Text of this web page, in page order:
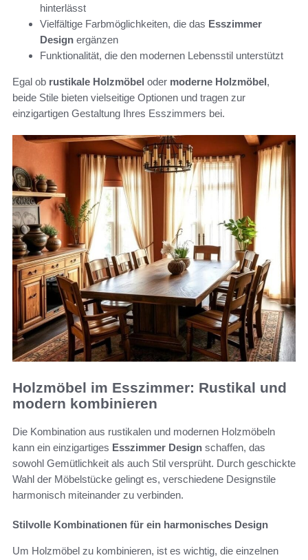
hinterlässt
Vielfältige Farbmöglichkeiten, die das Esszimmer
Design ergänzen
Funktionalität, die den modernen Lebensstil unterstützt
Egal ob rustikale Holzmöbel oder moderne Holzmöbel,
beide Stile bieten vielseitige Optionen und tragen zur
einzigartigen Gestaltung Ihres Esszimmers bei.
Holzmöbel im Esszimmer: Rustikal und
modern kombinieren
Die Kombination aus rustikalen und modernen Holzmöbeln
kann ein einzigartiges Esszimmer Design schaffen, das
sowohl Gemütlichkeit als auch Stil versprüht. Durch geschickte
Wahl der Möbelstücke gelingt es, verschiedene Designstile
harmonisch miteinander zu verbinden.
Stilvolle Kombinationen für ein harmonisches Design
Um Holzmöbel zu kombinieren, ist es wichtig, die einzelnen